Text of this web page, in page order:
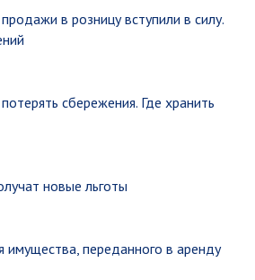
в розницу вступили в силу.
сбережения. Где хранить
новые льготы
имущества, переданного в аренду